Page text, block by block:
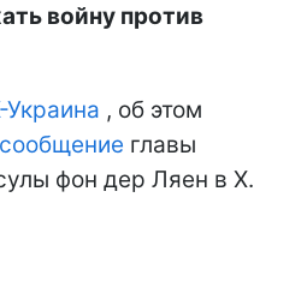
войну против
Украина , об этом
сообщение главы
фон дер Ляен в Х.